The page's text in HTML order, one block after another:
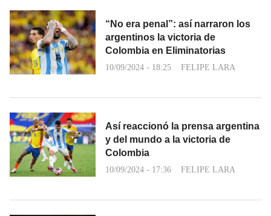
“No era penal”: así narraron los
argentinos la victoria de
Colombia en Eliminatorias
10/09/2024 - 18:25 FELIPE LARA
Así reaccionó la prensa argentina
y del mundo a la victoria de
Colombia
10/09/2024 - 17:36 FELIPE LARA